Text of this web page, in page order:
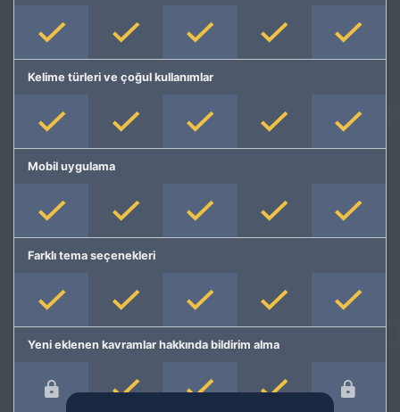
Kelime türleri ve çoğul kullanımlar
Mobil uygulama
Farklı tema seçenekleri
Yeni eklenen kavramlar hakkında bildirim alma